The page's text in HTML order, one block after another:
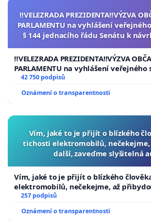
‼️VELEZRADA PREZIDENTA‼️VÝZVA
PARLAMENTU na vyhlášení
§ 144 jednacího řádu Senátu k
republiky
‼️VELEZRADA PREZIDENTA‼️VÝZVA
PARLAMENTU na vyhlášení veřejného
144 jednacího řádu Senátu k návrhu
usnesení k podání ústavní žaloby na
republiky
42 750 podpisů
Oznámení o transparentnosti
Vím, jaké to je přijít o blízkého
tichosti elektromobilů,
další, zaveďme slyšitelná
Vím, jaké to je přijít o blízkého
elektromobilů, nečekejme, až
zaveďme slyšitelná auta!
257 podpisů
Oznámení o transparentnosti